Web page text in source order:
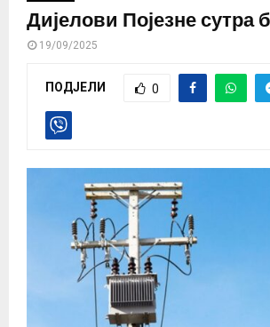
Дијелови Појезне сутра
19/09/2025
ПОДЈЕЛИ 0